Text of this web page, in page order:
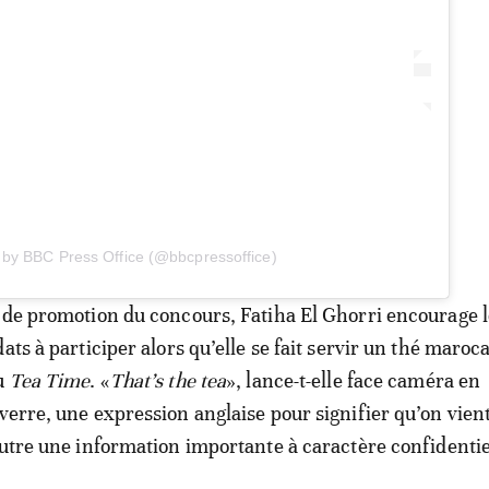
BBC Press Office (@bbcpressoffice)
promotion du concours, Fatiha El Ghorri encourage
à participer alors qu’elle se fait servir un thé
Tea Time. «That’s the tea», lance-t-elle face caméra en
une expression anglaise pour signifier qu’on
une information importante à caractère